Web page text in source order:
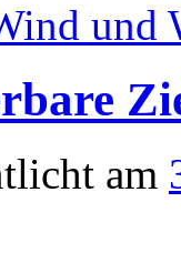
und
am